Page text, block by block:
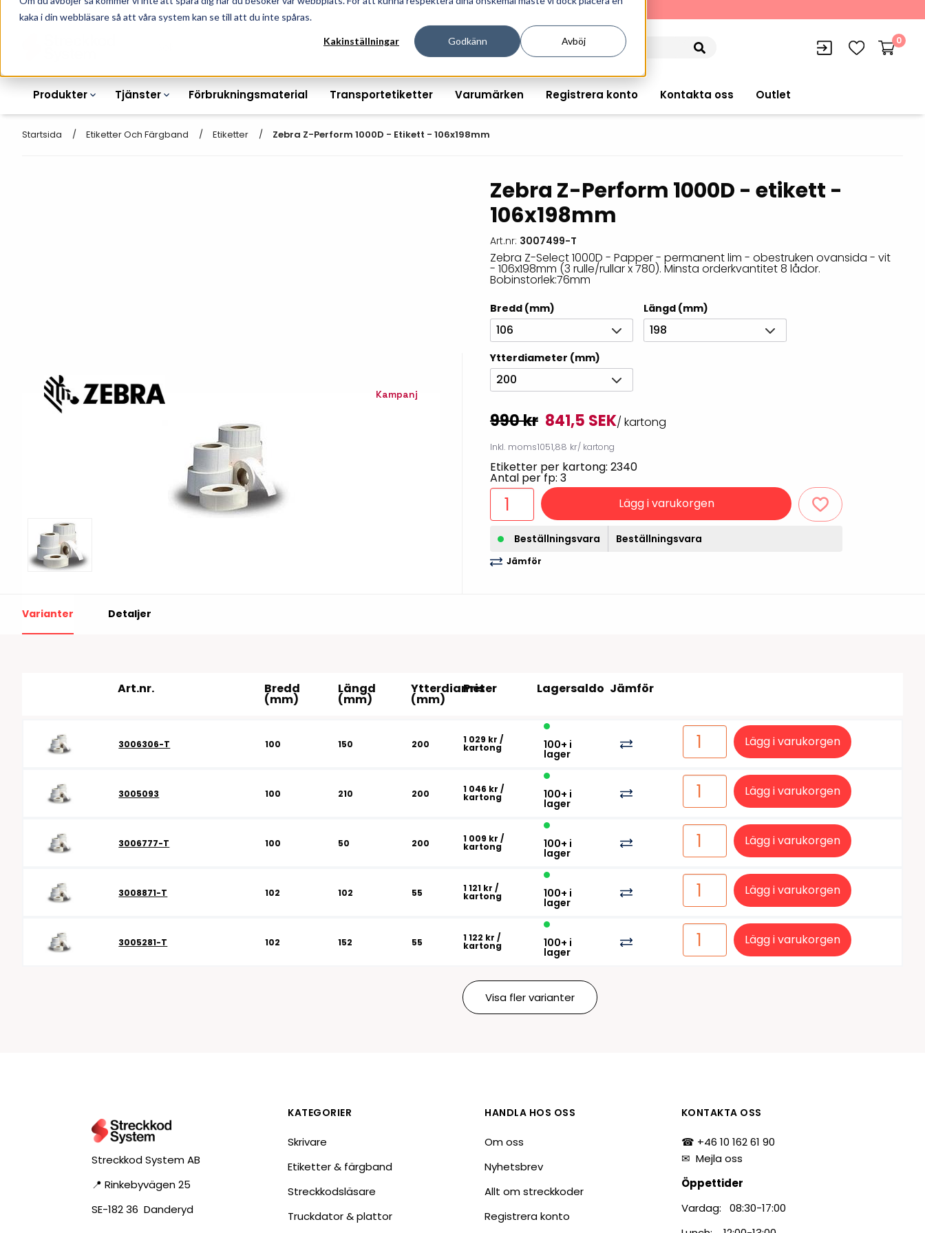
kaka i din webbläsare så att våra system kan se till att du inte spåras.
Kakinställningar Godkänn Avböj
010-162 61 90 Lösningar för professionell informationshantering och märkning
0
Produkter
Tillbehör skrivare
Handhållna streckkodsläsare
Bordsstreckkodsläsare
Streckkodsverifierare
Tillbehör streckkodsläsare
Handdatorer
Tablets
Wearable Computers
Tillbehör handdatorer
Tillbehör tablets
Pekskärmsdatorer
Tillbehör truckdatorer
och pekskärmar
RFID Handdatorer
RFID Skrivare
RFID antenner
Outlet-handdatorer
Outlet-skrivare
Tjänster
Räkna ut EAN kontrollsiffran
Order offertförfrågan
streckkodsoriginal
VISITIQ: Besökssystem
Utlåning hyra och
Rondering och verifiering
Datorlös etikettutskrift och
Förbrukningsmaterial Transportetiketter Varumärken Registrera konto Kontakta oss Outlet
Startsida Etiketter Och Färgband Etiketter Zebra Z-Perform 1000D - Etikett - 106x198mm
Kampanj
Zebra Z-Perform 1000D - etikett -
106x198mm
Art.nr: 3007499-T
Zebra Z-Select 1000D - Papper - permanent lim - obestruken ovansida - vit
- 106x198mm (3 rulle/rullar x 780). Minsta orderkvantitet 8 lådor.
Bobinstorlek:76mm
Bredd (mm)
106
Längd (mm)
198
Ytterdiameter (mm)
200
990 kr 841,5 SEK/ kartong
Inkl. moms1051,88 kr/ kartong
Etiketter per kartong: 2340
Antal per fp: 3
Lägg i varukorgen
Beställningsvara Beställningsvara
Jämför
Varianter Detaljer
Art.nr. Bredd
(mm)
Längd
(mm)
Ytterdiameter
(mm)
Pris Lagersaldo Jämför
3006306-T 100 150 200 1 029 kr /
kartong 100+ i
lager
Lägg i varukorgen
3005093 100 210 200 1 046 kr /
kartong 100+ i
lager
Lägg i varukorgen
3006777-T 100 50 200 1 009 kr /
kartong 100+ i
lager
Lägg i varukorgen
3008871-T 102 102 55 1 121 kr /
kartong 100+ i
lager
Lägg i varukorgen
3005281-T 102 152 55 1 122 kr /
kartong 100+ i
lager
Lägg i varukorgen
Visa fler varianter
Streckkod System AB
📍 Rinkebyvägen 25
SE-182 36 Danderyd
KATEGORIER
Skrivare
Etiketter & färgband
Streckkodsläsare
Truckdator & plattor
HANDLA HOS OSS
Om oss
Nyhetsbrev
Allt om streckkoder
Registrera konto
KONTAKTA OSS
☎ +46 10 162 61 90
✉ Mejla oss
Öppettider
Vardag: 08:30-17:00